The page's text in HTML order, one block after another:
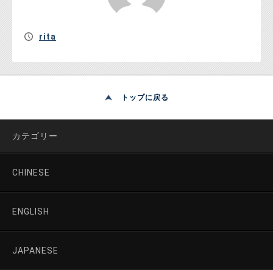
rita
トップに戻る
カテゴリー
CHINESE
ENGLISH
JAPANESE